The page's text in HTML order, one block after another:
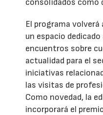
consolidados como
El programa volverá
un espacio
encuentros sobre
actualidad para el
iniciativas
las visitas de
Como novedad, la
incorporará el